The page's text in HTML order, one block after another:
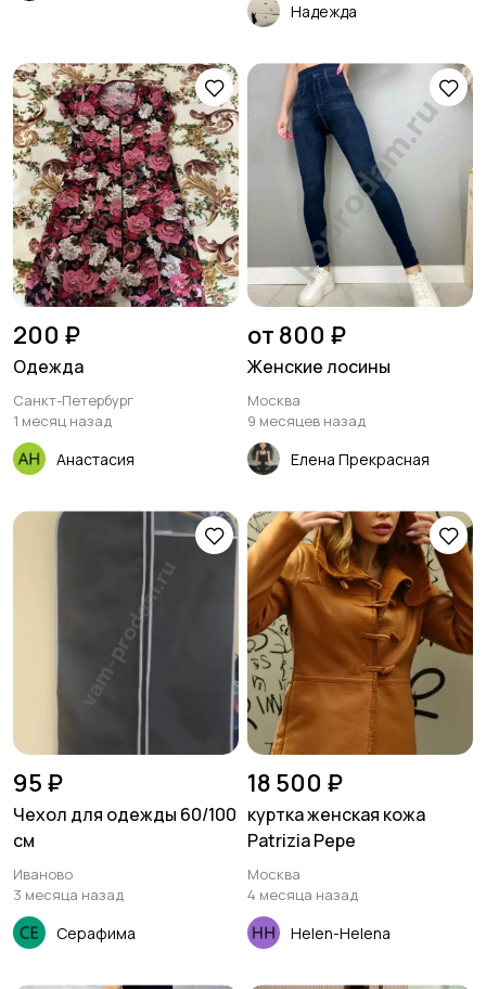
Надежда
200 ₽
Одежда
Санкт-Петербург
1 месяц назад
Анастасия
от 800 ₽
Женские лосины
Москва
9 месяцев назад
Елена Прекрасная
95 ₽
Чехол для одежды 60/100
см
Иваново
3 месяца назад
Серафима
18 500 ₽
куртка женская кожа
Patrizia Pepe
Москва
4 месяца назад
Helen-Helena